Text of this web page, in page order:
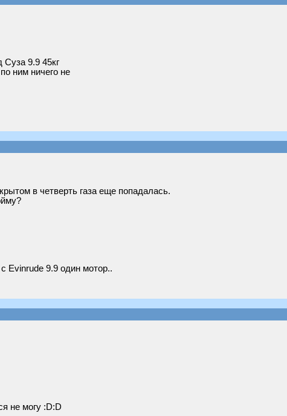
Суза 9.9 45кг
ним ничего не
в четверть газа еще попадалась.
Evinrude 9.9 один мотор..
не могу :D:D